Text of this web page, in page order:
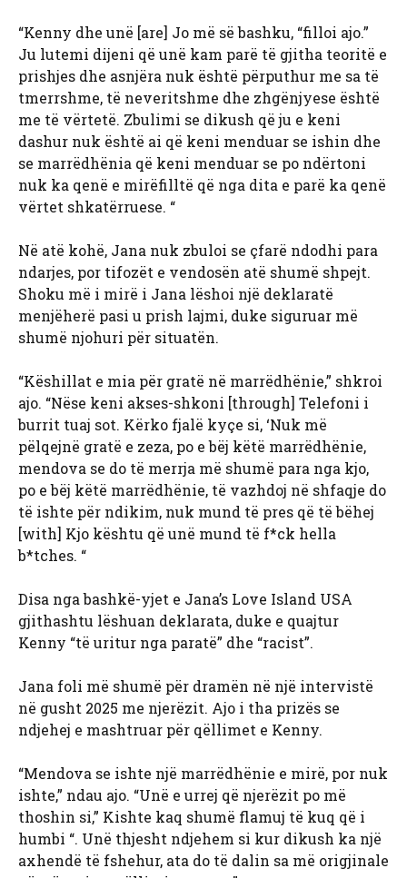
“Kenny dhe unë [are] Jo më së bashku, “filloi ajo.”
Ju lutemi dijeni që unë kam parë të gjitha teoritë e
prishjes dhe asnjëra nuk është përputhur me sa të
tmerrshme, të neveritshme dhe zhgënjyese është
me të vërtetë. Zbulimi se dikush që ju e keni
dashur nuk është ai që keni menduar se ishin dhe
se marrëdhënia që keni menduar se po ndërtoni
nuk ka qenë e mirëfilltë që nga dita e parë ka qenë
vërtet shkatërruese. “
Në atë kohë, Jana nuk zbuloi se çfarë ndodhi para
ndarjes, por tifozët e vendosën atë shumë shpejt.
Shoku më i mirë i Jana lëshoi ​​një deklaratë
menjëherë pasi u prish lajmi, duke siguruar më
shumë njohuri për situatën.
“Këshillat e mia për gratë në marrëdhënie,” shkroi
ajo. “Nëse keni akses-shkoni [through] Telefoni i
burrit tuaj sot. Kërko fjalë kyçe si, ‘Nuk më
pëlqejnë gratë e zeza, po e bëj këtë marrëdhënie,
mendova se do të merrja më shumë para nga kjo,
po e bëj këtë marrëdhënie, të vazhdoj në shfaqje do
të ishte për ndikim, nuk mund të pres që të bëhej
[with] Kjo kështu që unë mund të f*ck hella
b*tches. “
Disa nga bashkë-yjet e Jana’s Love Island USA
gjithashtu lëshuan deklarata, duke e quajtur
Kenny “të uritur nga paratë” dhe “racist”.
Jana foli më shumë për dramën në një intervistë
në gusht 2025 me njerëzit. Ajo i tha prizës se
ndjehej e mashtruar për qëllimet e Kenny.
“Mendova se ishte një marrëdhënie e mirë, por nuk
ishte,” ndau ajo. “Unë e urrej që njerëzit po më
thoshin si,” Kishte kaq shumë flamuj të kuq që i
humbi “. Unë thjesht ndjehem si kur dikush ka një
axhendë të fshehur, ata do të dalin sa më origjinale